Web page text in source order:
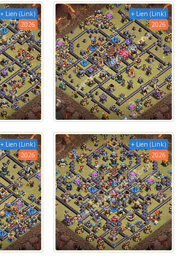
+ Lien (Link)
2026
+ Lien (Link)
2026
+ Lien (Link)
2026
+ Lien (Link)
2026